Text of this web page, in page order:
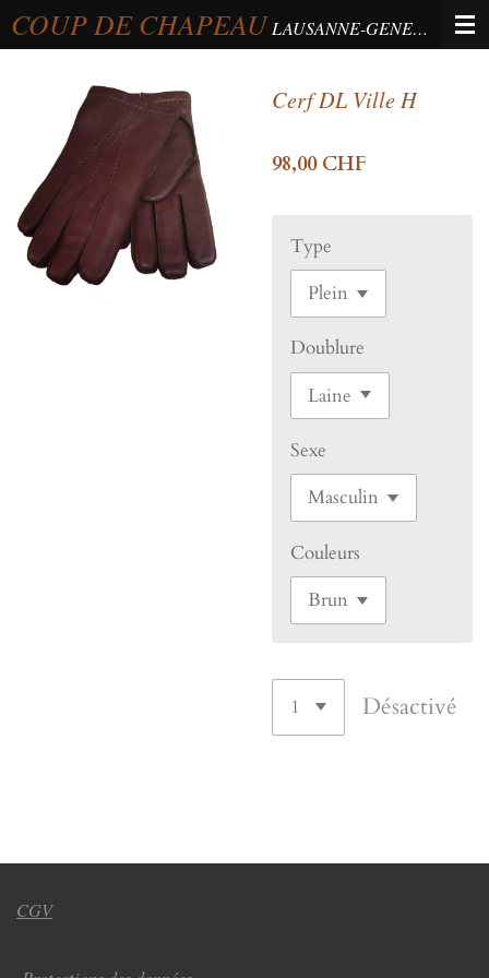
Passer
au
principal
COUP DE CHAPEAU LAUSANNE-GENEVA-BERNE
Cerf DL Ville H
98,00 CHF
Type
Doublure
Sexe
Couleurs
Désactivé
CGV